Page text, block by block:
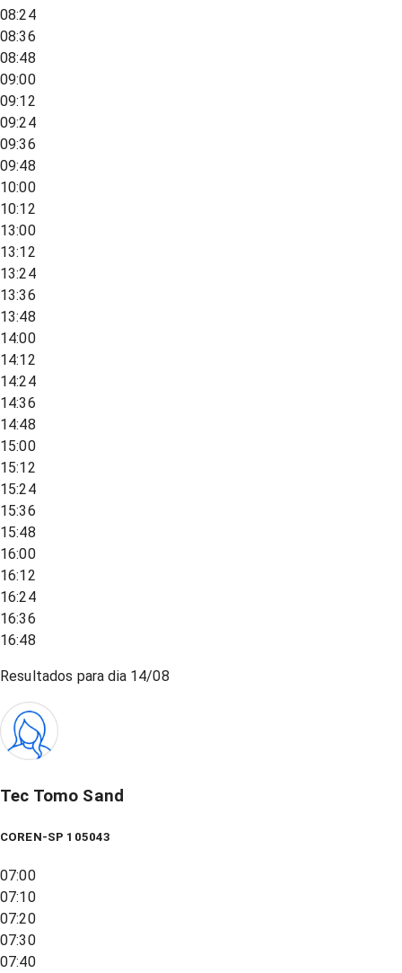
08:24
08:36
08:48
09:00
09:12
09:24
09:36
09:48
10:00
10:12
13:00
13:12
13:24
13:36
13:48
14:00
14:12
14:24
14:36
14:48
15:00
15:12
15:24
15:36
15:48
16:00
16:12
16:24
16:36
16:48
Resultados para dia 14/08
Tec Tomo Sand
COREN-SP 105043
07:00
07:10
07:20
07:30
07:40